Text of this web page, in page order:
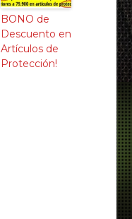
BONO de
Descuento en
Artículos de
Protección!